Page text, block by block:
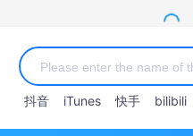
抖音 iTunes 快手 bilibili